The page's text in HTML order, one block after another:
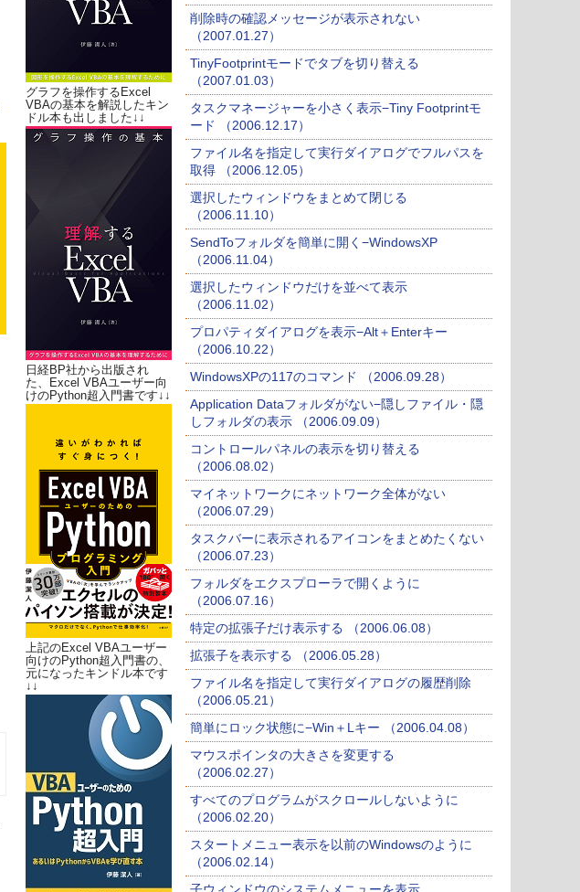
グラフを操作するExcel
VBAの基本を解説したキン
ドル本も出しました↓↓
日経BP社から出版され
た、Excel VBAユーザー向
けのPython超入門書です↓↓
上記のExcel VBAユーザー
向けのPython超入門書の、
元になったキンドル本です
↓↓
削除時の確認メッセージが表示されない
（2007.01.27）
TinyFootprintモードでタブを切り替える
（2007.01.03）
タスクマネージャーを小さく表示−Tiny Footprintモ
ード （2006.12.17）
ファイル名を指定して実行ダイアログでフルパスを
取得 （2006.12.05）
選択したウィンドウをまとめて閉じる
（2006.11.10）
SendToフォルダを簡単に開く−WindowsXP
（2006.11.04）
選択したウィンドウだけを並べて表示
（2006.11.02）
プロパティダイアログを表示−Alt＋Enterキー
（2006.10.22）
WindowsXPの117のコマンド （2006.09.28）
Application Dataフォルダがない−隠しファイル・隠
しフォルダの表示 （2006.09.09）
コントロールパネルの表示を切り替える
（2006.08.02）
マイネットワークにネットワーク全体がない
（2006.07.29）
タスクバーに表示されるアイコンをまとめたくない
（2006.07.23）
フォルダをエクスプローラで開くように
（2006.07.16）
特定の拡張子だけ表示する （2006.06.08）
拡張子を表示する （2006.05.28）
ファイル名を指定して実行ダイアログの履歴削除
（2006.05.21）
簡単にロック状態に−Win＋Lキー （2006.04.08）
マウスポインタの大きさを変更する
（2006.02.27）
すべてのプログラムがスクロールしないように
（2006.02.20）
スタートメニュー表示を以前のWindowsのように
（2006.02.14）